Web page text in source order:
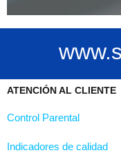
ATENCIÓN AL CLIENTE
Control Parental
Indicadores de calidad